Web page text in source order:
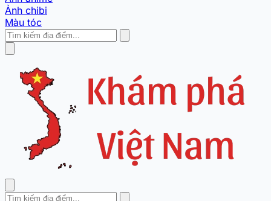
Ảnh chibi
Màu tóc